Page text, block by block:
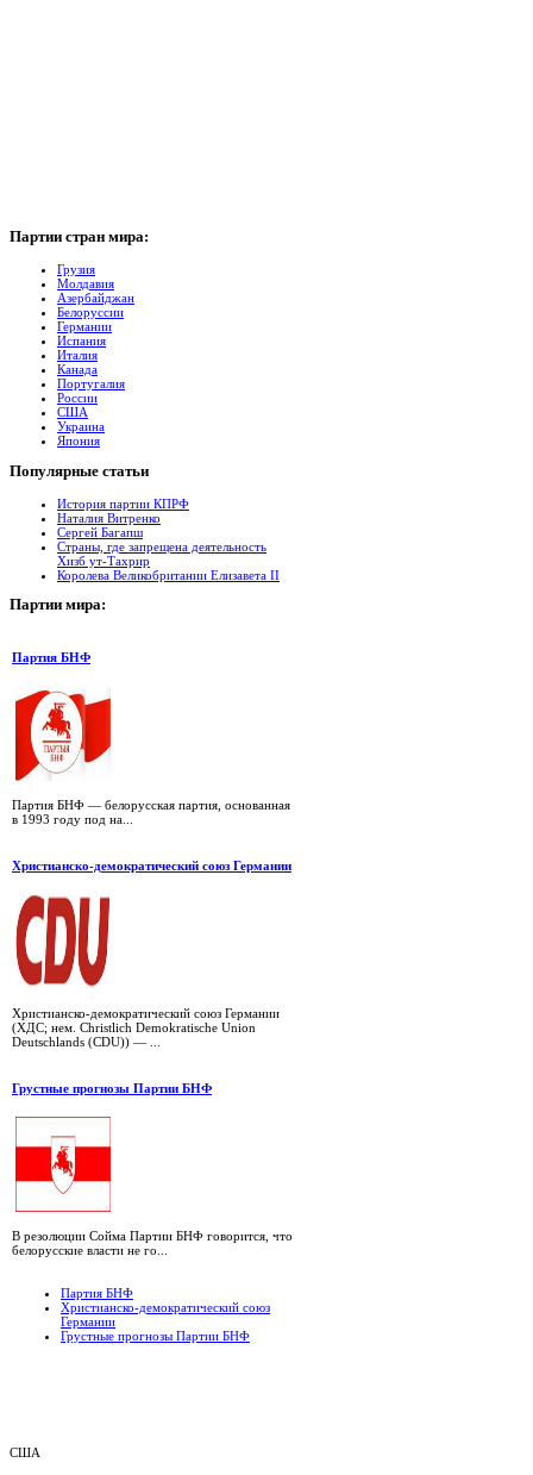
Партии стран мира:
Грузия
Молдавия
Азербайджан
Белоруссии
Германии
Испания
Италия
Канада
Португалия
России
США
Украина
Япония
Популярные cтатьи
История партии КПРФ
Наталия Витренко
Сергей Багапш
Страны, где запрещена деятельность
Хизб ут-Тахрир
Королева Великобритании Елизавета II
Партии мира:
Партия БНФ
Партия БНФ — белорусская партия, основанная
в 1993 году под на...
Христианско-демократический союз Германии
Христианско-демократический союз Германии
(ХДС; нем. Christlich Demokratische Union
Deutschlands (CDU)) — ...
Грустные прогнозы Партии БНФ
В резолюции Сойма Партии БНФ говорится, что
белорусские власти не го...
Партия БНФ
Христианско-демократический союз
Германии
Грустные прогнозы Партии БНФ
США